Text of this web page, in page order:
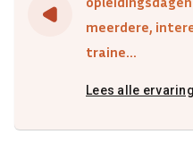
meerdere,
traine...
Lees alle